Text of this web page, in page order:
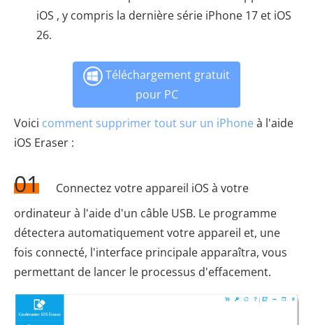
iOS , y compris la dernière série iPhone 17 et iOS
26.
Téléchargement gratuit
pour PC
Voici comment supprimer tout sur un iPhone à l'aide
iOS Eraser :
01
Connectez votre appareil iOS à votre
ordinateur à l'aide d'un câble USB. Le programme
détectera automatiquement votre appareil et, une
fois connecté, l'interface principale apparaîtra, vous
permettant de lancer le processus d'effacement.